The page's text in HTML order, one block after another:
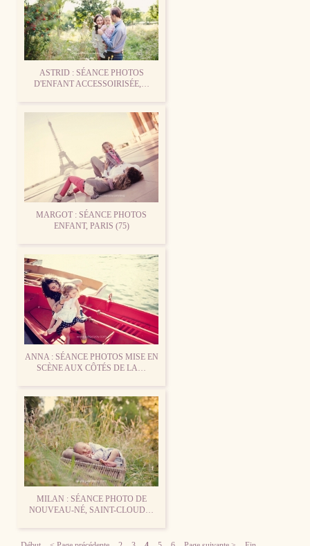
ASTRID : SÉANCE PHOTOS
D'ENFANT ACCESSOIRISÉE,…
MARGOT : SÉANCE PHOTOS
ENFANT, PARIS (75)
ANNA : SÉANCE PHOTOS MISE EN
SCÈNE AUX CÔTÉS DE LA…
MILAN : SÉANCE PHOTO DE
NOUVEAU-NÉ, SAINT-CLOUD…